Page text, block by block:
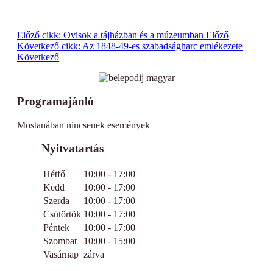
Előző cikk: Ovisok a tájházban és a múzeumban Előző
Következő cikk: Az 1848-49-es szabadságharc emlékezete
Következő
Programajánló
Mostanában nincsenek események
Nyitvatartás
Hétfő
10:00 - 17:00
Kedd
10:00 - 17:00
Szerda
10:00 - 17:00
Csütörtök 10:00 - 17:00
Péntek
10:00 - 17:00
Szombat
10:00 - 15:00
Vasárnap zárva